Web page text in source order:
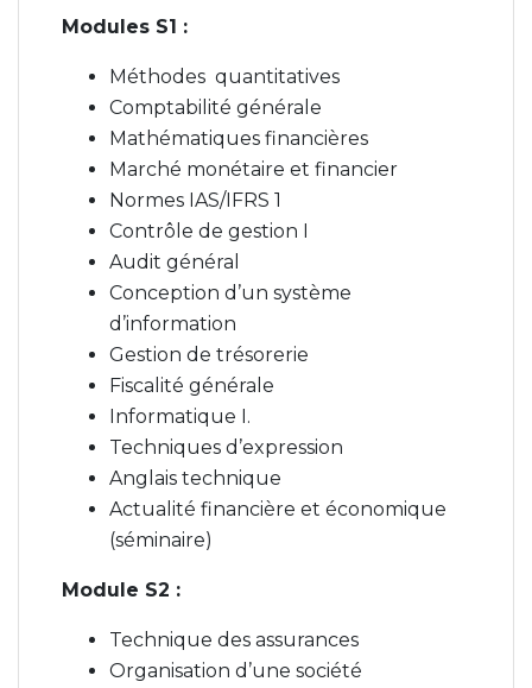
Modules S1 :
Méthodes quantitatives
Comptabilité générale
Mathématiques financières
Marché monétaire et financier
Normes IAS/IFRS 1
Contrôle de gestion I
Audit général
Conception d’un système
d’information
Gestion de trésorerie
Fiscalité générale
Informatique I.
Techniques d’expression
Anglais technique
Actualité financière et économique
(séminaire)
Module S2 :
Technique des assurances
Organisation d’une société